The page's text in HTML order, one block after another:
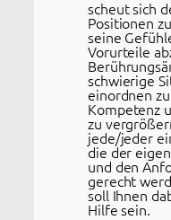
scheut sich
Positionen
seine
Vorurteile
schwierige
einordnen
Kompetenz
zu
jede/jeder
die der
und den
gerecht
soll Ihnen
Hilfe sein.